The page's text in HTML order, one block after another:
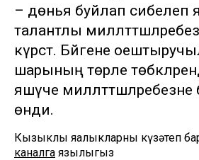
– дөнья буйлап сибелеп
талантлы
күрсәтә. Бәйгене
шарының төрле
яшәүче милләттәшләребезне
өнди.
Кызыклы яңалыкларны күзәтеп
каналга язылыгыз